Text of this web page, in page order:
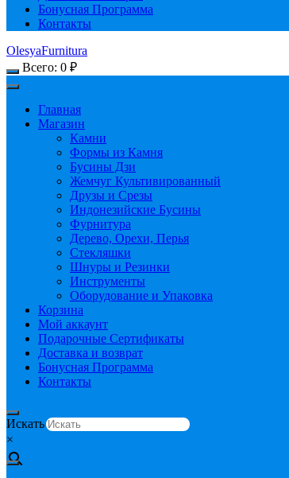
Бонусная Программа
Контакты
OlesyaFurnitura
Всего: 0 ₽
Главная
Магазин
Камни
Формы из Камня
Бусины Дзи
Жемчуг Культивированный
Друзы и Срезы
Индонезийские Бусины
Фурнитура
Дерево, Орехи, Перья
Стекляшки
Шнуры и Резинки
Инструменты
Оборудование и Упаковка
Корзина
Мой аккаунт
Подарочные Сертификаты
Доставка и возврат
Бонусная Программа
Контакты
Искать
×